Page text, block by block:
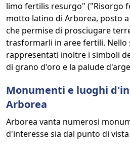
limo fertilis resurgo" ("Risorgo
motto latino di Arborea, posto
che permise di prosciugare
trasformarli in aree fertili. Nello
rappresentati inoltre i simboli
di grano d'oro e la palude
Monumenti e luoghi
Arborea
Arborea vanta numerosi
d'interesse sia dal punto di